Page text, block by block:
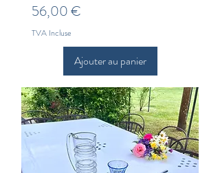
Prix
56,00 €
TVA Incluse
Ajouter au panier